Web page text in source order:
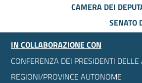
CAMERA DEI
SENATO
IN COLLABORAZIONE CON
CONFERENZA DEI PRESIDENTI
REGIONI/PROVINCE AUTONOME